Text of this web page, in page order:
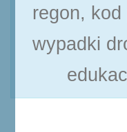
regon,
wypadki